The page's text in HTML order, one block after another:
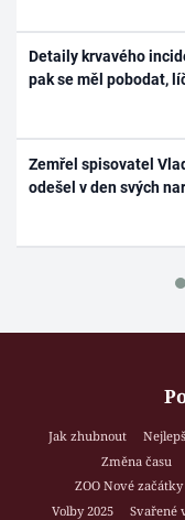
Detaily krvavého
pak se měl pobodat,
Zemřel spisovatel
odešel v den svých
Jak zhubnout
Změna času
ZOO Nové začátky
Volby 2025
Svařené